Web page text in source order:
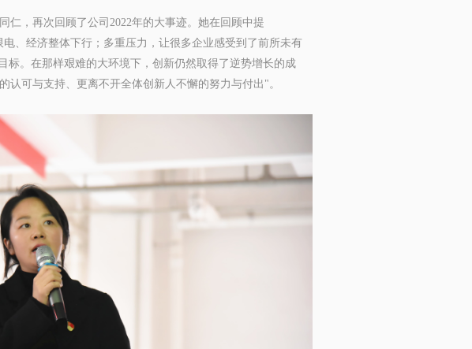
仁，再次回顾了公司 2022年的大事迹。她在回顾中提
、经济整体下行；多重压力，让很多企业感受到了前所未有
标。在那样艰难的大环境下，创新仍然取得了逆势增长的成
认可与支持、更离不开全体创新人不懈的努力与付出 "。